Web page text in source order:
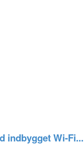
indbygget Wi-Fi...